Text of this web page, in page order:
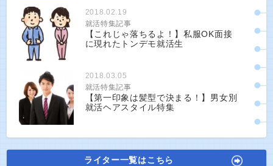
2018.02.19
就活特集記事
【これじゃ落ちるよ！】私服OK面接
に現れたトンデモ就活生
2018.03.05
就活特集記事
【第一印象は髪型で決まる！】男女別
就活ヘアスタイル特集
ライター一覧はこちら